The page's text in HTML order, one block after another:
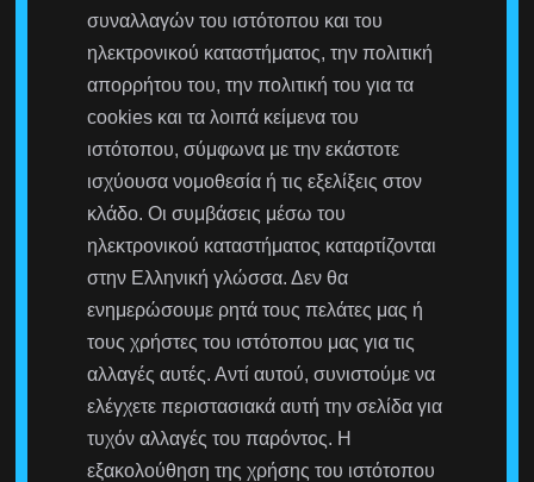
συναλλαγών του ιστότοπου και του
ηλεκτρονικού καταστήματος, την πολιτική
απορρήτου του, την πολιτική του για τα
cookies και τα λοιπά κείμενα του
ιστότοπου, σύμφωνα με την εκάστοτε
ισχύουσα νομοθεσία ή τις εξελίξεις στον
κλάδο. Οι συμβάσεις μέσω του
ηλεκτρονικού καταστήματος καταρτίζονται
στην Ελληνική γλώσσα. Δεν θα
ενημερώσουμε ρητά τους πελάτες μας ή
τους χρήστες του ιστότοπου μας για τις
αλλαγές αυτές. Αντί αυτού, συνιστούμε να
ελέγχετε περιστασιακά αυτή την σελίδα για
τυχόν αλλαγές του παρόντος. Η
εξακολούθηση της χρήσης του ιστότοπου